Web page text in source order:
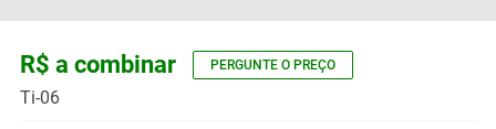
R$ a combinar PERGUNTE O PREÇO
Ti-06